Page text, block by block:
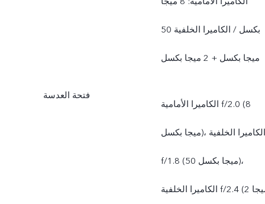
بكسل / الكاميرا الخلفية 50
ميجا بكسل + 2 ميجا بكسل
فتحة العدسة
الكاميرا الأمامية f/2.0 (8
ميجا بكسل)، الكاميرا الخلفية
f/1.8 (50 ميجا بكسل)،
الكاميرا الخلفية f/2.4 (2 ميجا